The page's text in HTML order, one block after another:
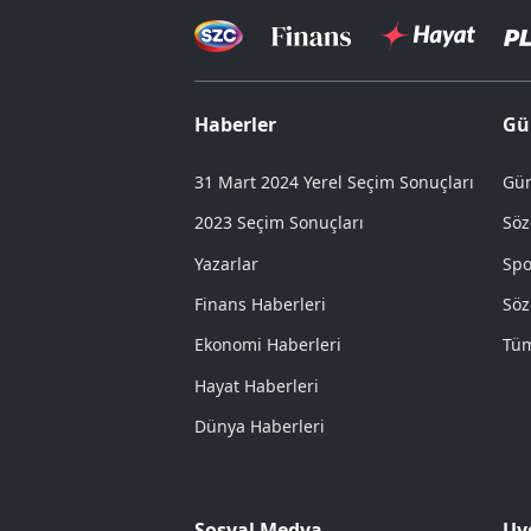
Haberler
31 Mart 2024 Yerel Seçim Sonuçları
2023 Seçim Sonuçları
Yazarlar
Finans Haberleri
Ekonomi Haberleri
Hayat Haberleri
Dünya Haberleri